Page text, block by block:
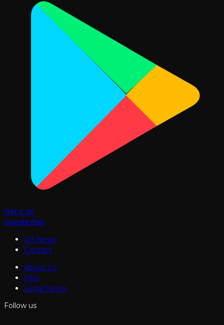
Get it on
Google Play
Art News
Contact
About Us
FAQ
Legal Terms
Follow us